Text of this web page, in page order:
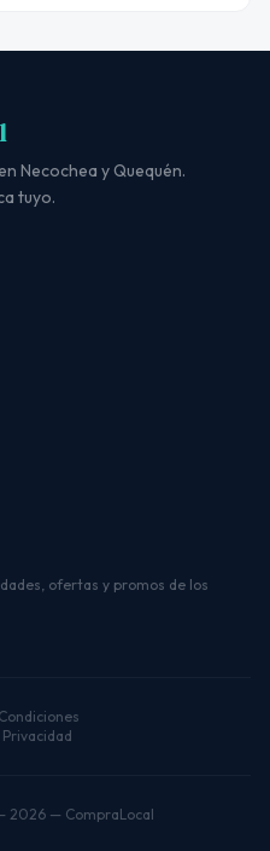
Necochea y Quequén.
tuyo.
ofertas y promos de los
2026 — CompraLocal